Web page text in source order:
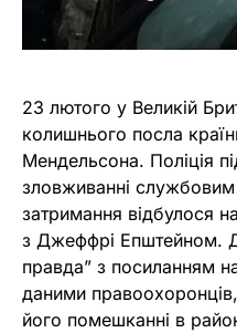
23 лютого у Великій
колишнього посла
Мендельсона. Поліція
зловживанні
затримання відбулося
з Джеффрі Епштейном.
правда” з посиланням
даними
його помешканні в